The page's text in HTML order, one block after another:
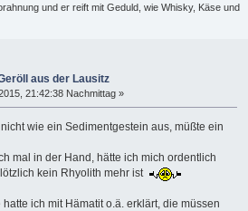
und er reift mit Geduld, wie Whisky, Käse und
aus der Lausitz
21:42:38 Nachmittag »
wie ein Sedimentgestein aus, müßte ein
mal in der Hand, hätte ich mich ordentlich
kein Rhyolith mehr ist
ich mit Hämatit o.ä. erklärt, die müssen